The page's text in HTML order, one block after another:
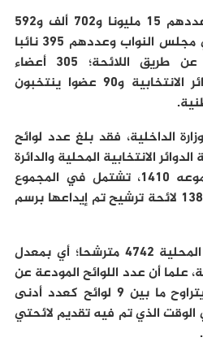
وسيختار الناخبون، البالغ عددهم 15 مليونا و702 ألف و592
ناخبة وناخبا، ممثليهم في مجلس النواب وعددهم 395 نائبا
ونائبة، بالاقتراع المباشر عن طريق اللائحة؛ 305 أعضاء
ينتخبون على صعيد الدوائر الانتخابية و90 عضوا ينتخبون
الداخلية، فقد بلغ عدد لوائح
الانتخابية المحلية والدائرة
الانتخابية الوطنية ما مجموعه 1410، تشتمل في المجموع
على 6992 مترشحا، منها 1385 لائحة ترشيح تم إيداعها برسم
وتتضمن الدوائر الانتخابية المحلية 4742 مترشحا؛ أي بمعدل
علما أن عدد اللوائح المودعة عن
كل دائرة انتخابية محلية يتراوح ما بين 9 لوائح كعدد أدنى
الوقت الذي تم فيه تقديم لائحتي